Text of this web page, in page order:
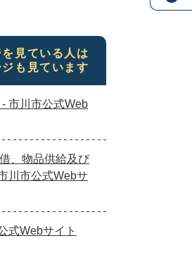
見ている人は
も見ています
市川市公式Web
、物品供給及び
川市公式Webサ
式Webサイト